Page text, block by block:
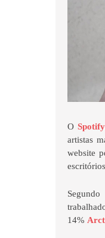
O Spotify
artistas
website
14%